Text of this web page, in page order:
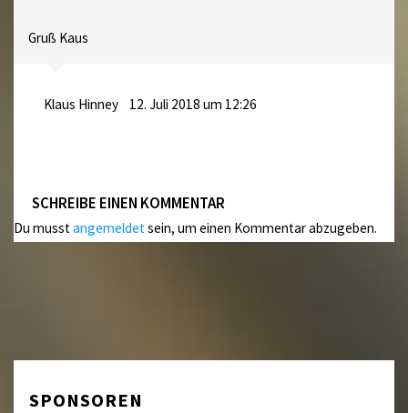
Gruß Kaus
Klaus Hinney 12. Juli 2018 um 12:26
SCHREIBE EINEN KOMMENTAR
Du musstangemeldetsein, um einen Kommentar abzugeben.
SPONSOREN